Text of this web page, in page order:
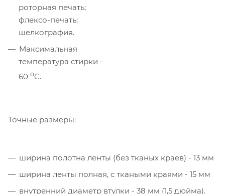
роторная печать;
флексо-печать;
шелкография.
Максимальная
температура стирки -
60 оС.
Точные размеры:
ширина полотна ленты (без тканых краев) - 13 мм
ширина ленты полная, с ткаными краями - 15 мм
внутренний диаметр втулки - 38 мм (1,5 дюйма).